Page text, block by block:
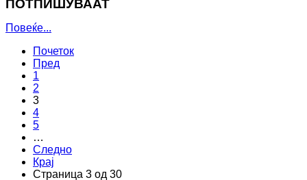
ПОТПИШУВААТ
Повеќе...
Почеток
Пред
1
2
3
4
5
…
Следно
Крај
Страница 3 од 30